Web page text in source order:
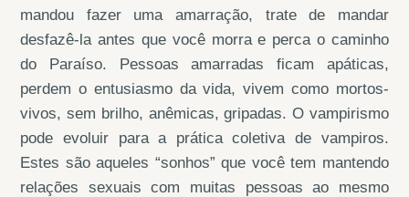
mandou fazer uma amarração, trate de mandar
desfazê-la antes que você morra e perca o caminho
do Paraíso. Pessoas amarradas ficam apáticas,
perdem o entusiasmo da vida, vivem como mortos-
vivos, sem brilho, anêmicas, gripadas. O vampirismo
pode evoluir para a prática coletiva de vampiros.
Estes são aqueles “sonhos” que você tem mantendo
relações sexuais com muitas pessoas ao mesmo